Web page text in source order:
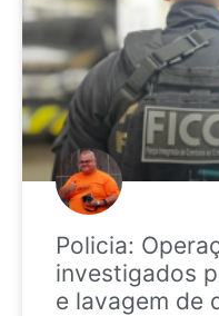
Policia:
investigados
e lavagem de